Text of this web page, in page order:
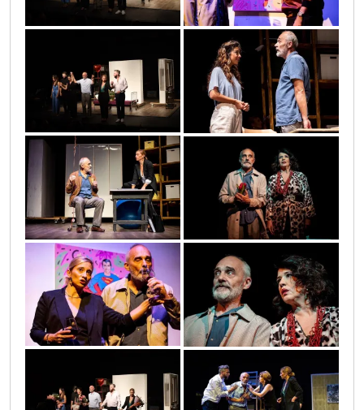
sif_1322
sif_1307